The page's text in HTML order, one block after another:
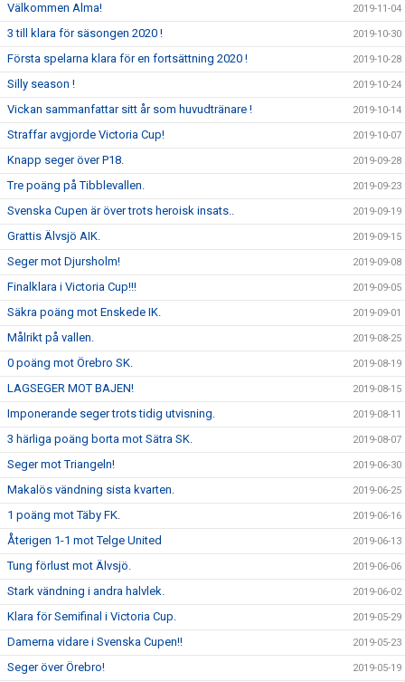
Välkommen Alma! 2019-11-04
3 till klara för säsongen 2020 ! 2019-10-30
Första spelarna klara för en fortsättning 2020 ! 2019-10-28
Silly season ! 2019-10-24
Vickan sammanfattar sitt år som huvudtränare ! 2019-10-14
Straffar avgjorde Victoria Cup! 2019-10-07
Knapp seger över P18. 2019-09-28
Tre poäng på Tibblevallen. 2019-09-23
Svenska Cupen är över trots heroisk insats.. 2019-09-19
Grattis Älvsjö AIK. 2019-09-15
Seger mot Djursholm! 2019-09-08
Finalklara i Victoria Cup!!! 2019-09-05
Säkra poäng mot Enskede IK. 2019-09-01
Målrikt på vallen. 2019-08-25
0 poäng mot Örebro SK. 2019-08-19
LAGSEGER MOT BAJEN! 2019-08-15
Imponerande seger trots tidig utvisning. 2019-08-11
3 härliga poäng borta mot Sätra SK. 2019-08-07
Seger mot Triangeln! 2019-06-30
Makalös vändning sista kvarten. 2019-06-25
1 poäng mot Täby FK. 2019-06-16
Återigen 1-1 mot Telge United 2019-06-13
Tung förlust mot Älvsjö. 2019-06-06
Stark vändning i andra halvlek. 2019-06-02
Klara för Semifinal i Victoria Cup. 2019-05-29
Damerna vidare i Svenska Cupen!! 2019-05-23
Seger över Örebro! 2019-05-19